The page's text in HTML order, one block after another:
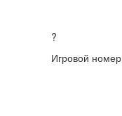
?
Игровой номер